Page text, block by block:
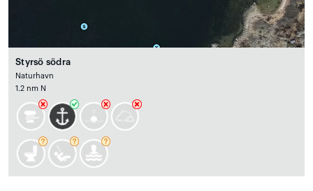
Styrsö södra
Naturhavn
1.2 nm N